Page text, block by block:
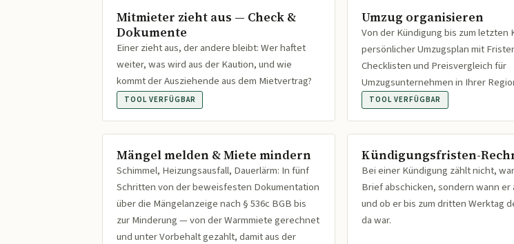
Mitmieter zieht aus — Check &
Dokumente
Einer zieht aus, der andere bleibt: Wer haftet
weiter, was wird aus der Kaution, und wie
kommt der Ausziehende aus dem Mietvertrag?
TOOL VERFÜGBAR
Umzug organisieren
Von der Kündigung bis zum letzten
persönlicher Umzugsplan mit
Checklisten und Preisvergleich für
Umzugsunternehmen in Ihrer
TOOL VERFÜGBAR
Mängel melden & Miete mindern
Schimmel, Heizungsausfall, Dauerlärm: In fünf
Schritten von der beweisfesten Dokumentation
über die Mängelanzeige nach § 536c BGB bis
zur Minderung — von der Warmmiete gerechnet
und unter Vorbehalt gezahlt, damit aus der
Kündigungsfristen-
Bei einer Kündigung zählt nicht,
Brief abschicken, sondern wann
und ob er bis zum dritten Werktag
da war.